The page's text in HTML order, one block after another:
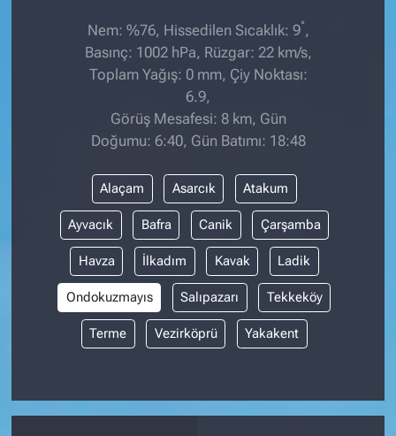
Nem: %76, Hissedilen Sıcaklık: 9° ,
Basınç: 1002 hPa, Rüzgar: 22 km/s,
Toplam Yağış: 0 mm, Çiy Noktası:
6.9,
Görüş Mesafesi: 8 km, Gün
Doğumu: 6:40, Gün Batımı: 18:48
Alaçam Asarcık Atakum
Ayvacık Bafra Canik Çarşamba
Havza İlkadım Kavak Ladik
Ondokuzmayıs Salıpazarı Tekkeköy
Terme Vezirköprü Yakakent